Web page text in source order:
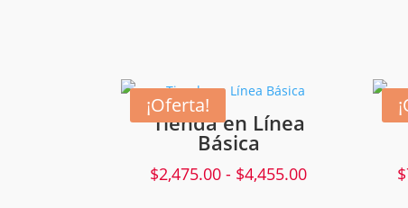
¡Oferta!
Tienda en Línea
Básica
$2,475.00 - $4,455.00Rango
$